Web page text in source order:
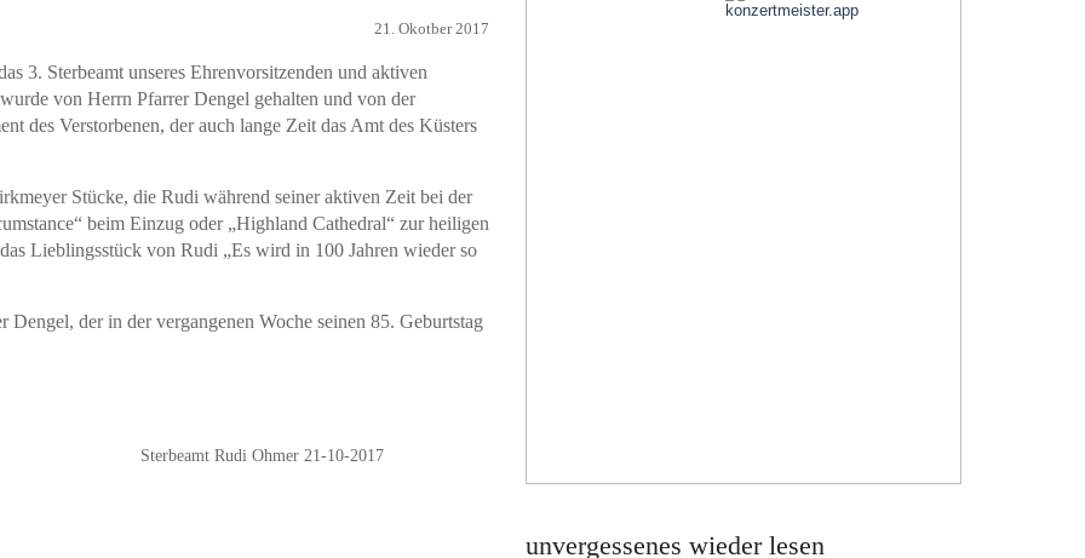
21. Okotber 2017
3. Sterbeamt unseres Ehrenvorsitzenden und aktiven
von Herrn Pfarrer Dengel gehalten und von der
des Verstorbenen, der auch lange Zeit das Amt des Küsters
Stücke, die Rudi während seiner aktiven Zeit bei der
beim Einzug oder „Highland Cathedral“ zur heiligen
Lieblingsstück von Rudi „Es wird in 100 Jahren wieder so
der in der vergangenen Woche seinen 85. Geburtstag
Sterbeamt Rudi Ohmer 21-10-2017
unvergessenes wieder lesen